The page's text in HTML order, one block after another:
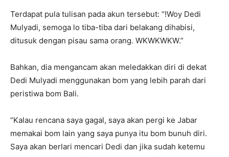
Terdapat pula tulisan pada akun tersebut: “!Woy Dedi
Mulyadi, semoga lo tiba-tiba dari belakang dihabisi,
ditusuk dengan pisau sama orang. WKWKWKW.”
Bahkan, dia mengancam akan meledakkan diri di dekat
Dedi Mulyadi menggunakan bom yang lebih parah dari
peristiwa bom Bali.
“Kalau rencana saya gagal, saya akan pergi ke Jabar
memakai bom lain yang saya punya itu bom bunuh diri.
Saya akan berlari mencari Dedi dan jika sudah ketemu